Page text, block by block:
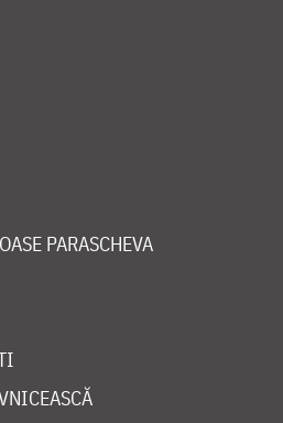
PARASCHEVA